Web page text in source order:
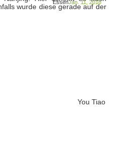
Jan. 11, 2018
Essen
wurde diese gerade auf der
You Tiao